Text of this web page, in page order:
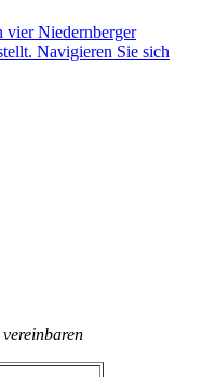
vier Niedernberger
Navigieren Sie sich